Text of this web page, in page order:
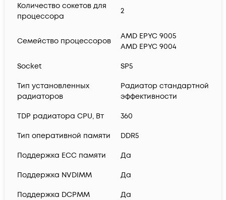
Количество сокетов для
процессора
2
Семейство процессоров
AMD EPYC 9005
AMD EPYC 9004
Socket SP5
Тип установленных
радиаторов
Радиатор стандартной
эффективности
TDP радиатора CPU, Вт 360
Тип оперативной памяти DDR5
Поддержка ECC памяти Да
Поддержка NVDIMM Да
Поддержка DCPMM Да